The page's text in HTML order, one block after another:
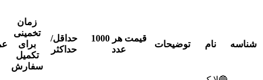
نام توضیحات
قیمت هر 1000
حداقل/
حداکثر
تخمینی
برای
تکمیل
سفارش
عملیات